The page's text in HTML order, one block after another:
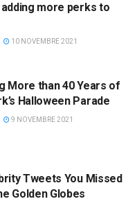
more perks to
10 NOVEMBRE 2021
More than 40 Years of
Halloween Parade
9 NOVEMBRE 2021
Tweets You Missed
Golden Globes